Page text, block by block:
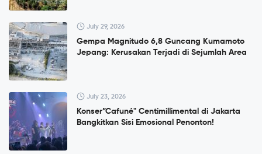
July 29, 2026
Gempa Magnitudo 6,8 Guncang Kumamoto
Jepang: Kerusakan Terjadi di Sejumlah Area
July 23, 2026
Konser”Cafuné" Centimillimental di Jakarta
Bangkitkan Sisi Emosional Penonton!